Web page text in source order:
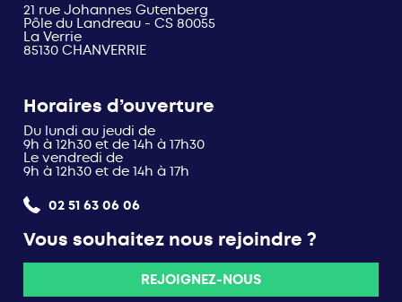
21 rue Johannes Gutenberg
Pôle du Landreau - CS 80055
La Verrie
85130 CHANVERRIE
Horaires d’ouverture
Du lundi au jeudi de
9h à 12h30 et de 14h à 17h30
Le vendredi de
9h à 12h30 et de 14h à 17h
02 51 63 06 06
Vous souhaitez nous rejoindre ?
REJOIGNEZ-NOUS